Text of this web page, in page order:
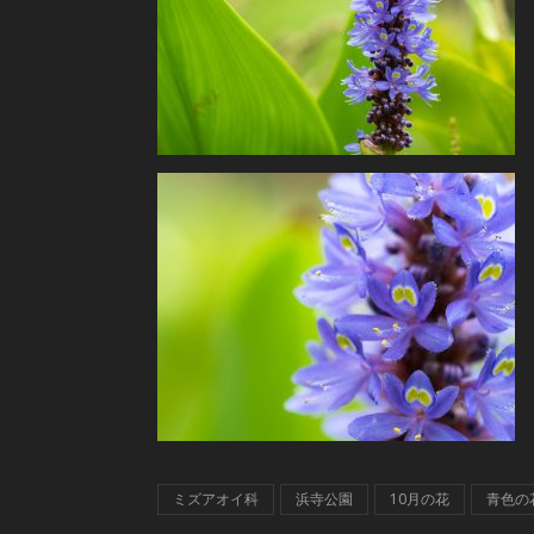
ミズアオイ科 浜寺公園 10月の花 青色の